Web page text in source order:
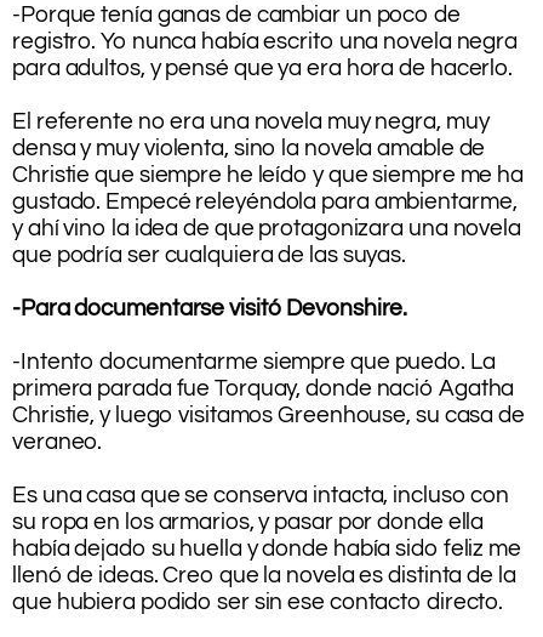
-Porque tenía ganas de cambiar un poco de
registro. Yo nunca había escrito una novela negra
para adultos, y pensé que ya era hora de hacerlo.
El referente no era una novela muy negra, muy
densa y muy violenta, sino la novela amable de
Christie que siempre he leído y que siempre me ha
gustado. Empecé releyéndola para ambientarme,
y ahí vino la idea de que protagonizara una novela
que podría ser cualquiera de las suyas.
-Para documentarse visitó Devonshire.
-Intento documentarme siempre que puedo. La
primera parada fue Torquay, donde nació Agatha
Christie, y luego visitamos Greenhouse, su casa de
veraneo.
Es una casa que se conserva intacta, incluso con
su ropa en los armarios, y pasar por donde ella
había dejado su huella y donde había sido feliz me
llenó de ideas. Creo que la novela es distinta de la
que hubiera podido ser sin ese contacto directo.